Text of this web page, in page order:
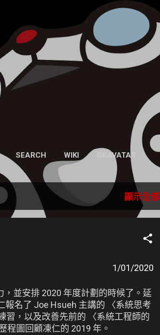
SEARCH WIKI GRAVATAR
顯示全部
1/01/2020
並安排 2020 年度計劃的時候了。延
名了 Joe Hsueh 主講的 〈系統思考
習，以及改善先前的 〈系統工程師的
程圖回顧凍仁的 2019 年。